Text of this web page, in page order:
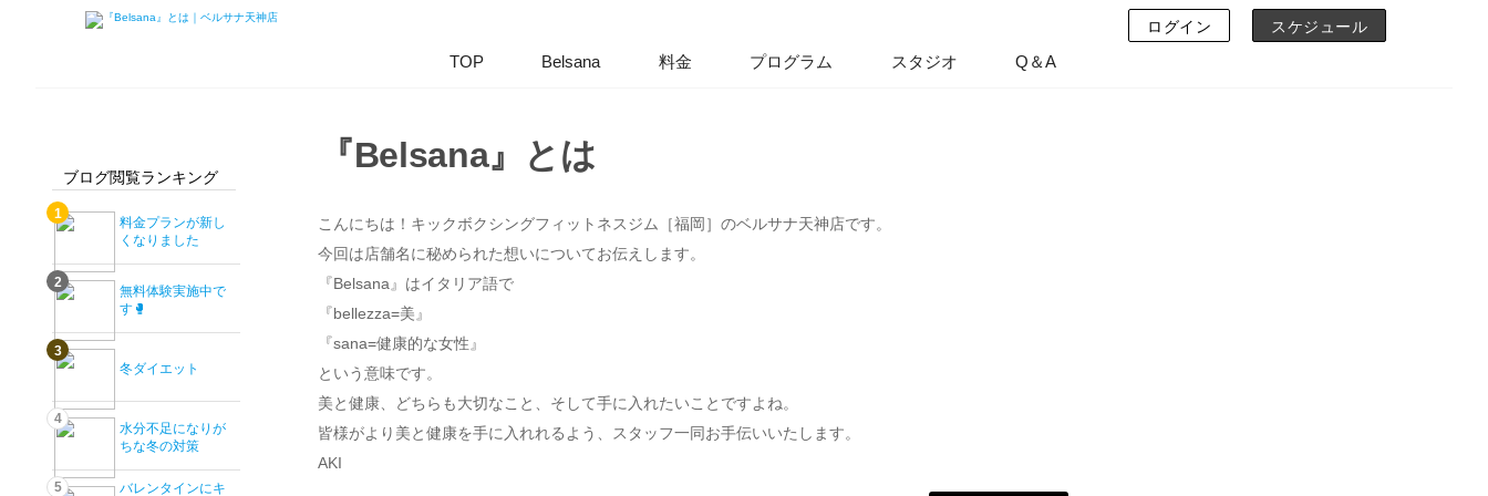
TOP Belsana
Belsanaについて
料金 プログラム スタジオ Q＆A
ログイン スケジュール
ブログ閲覧ランキング
1
料金プランが新し
くなりました
2
無料体験実施中で
す🥊
3
冬ダイエット
4
水分不足になりが
ちな冬の対策
5 バレンタインにキ
『Belsana』とは
こんにちは！キックボクシングフィットネスジム［福岡］のベルサナ天神店です。
今回は店舗名に秘められた想いについてお伝えします。
『Belsana』はイタリア語で
『bellezza=美』
『sana=健康的な女性』
という意味です。
美と健康、どちらも大切なこと、そして手に入れたいことですよね。
皆様がより美と健康を手に入れれるよう、スタッフ一同お手伝いいたします。
AKI